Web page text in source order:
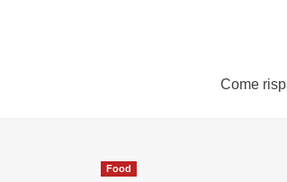
Come
Food